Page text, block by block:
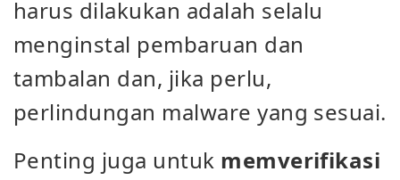
harus dilakukan adalah selalu
menginstal pembaruan dan
tambalan dan, jika perlu,
perlindungan malware yang sesuai.
Penting juga untuk memverifikasi